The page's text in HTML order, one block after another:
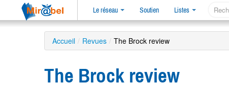
Le réseau Soutien Listes
Accueil / Revues / The Brock review
The Brock review